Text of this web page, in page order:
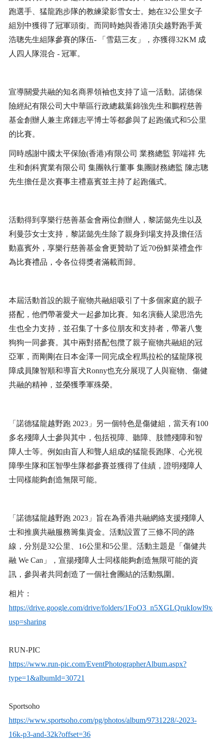
跑選手、猛龍跑步隊的教練梁影雪女士。她在32公里女子
組別中獲得了冠軍頭銜。而同時她與香港頂尖越野跑手黃
浩聰先生組隊參賽的隊伍- 「雪菇三友」，亦獲得32KM 成
人四人隊混合 - 冠軍。
宣導關愛共融的知名商界領袖也支持了這一活動。諾德保
險經紀有限公司大中華區行政總裁葉錦強先生和鵬程慈善
基金創辦人兼主席鍾志平博士等都參與了起跑儀式和5公里
的比賽。
同時感謝中國太平保險(香港)有限公司 業務總監 郭端祥 先
生和創科實業有限公司 集團執行董事 集團財務總監 陳志聰
先生擔任是次賽事主禮嘉賓並主持了起跑儀式。
活動得到享樂行慈善基金會兩位創辦人，黎諾懿先生以及
利曼莎女士支持，黎諾懿先生除了親身到場支持及擔任活
動嘉賓外，享樂行慈善基金會更贊助了近70份鮮菜禮盒作
為比賽禮品，令各位得獎者滿載而歸。
本屆活動首設的親子寵物共融組吸引了十多個家庭的親子
搭配，他們帶著愛犬一起參加比賽。知名演藝人梁思浩先
生也全力支持，並召集了十多位朋友和支持者，帶著八隻
狗狗一同參賽。其中兩對搭配包攬了親子寵物共融組的冠
亞軍，而剛剛在日本金澤一同完成全程馬拉松的猛龍隊視
障成員陳智順和導盲犬Ronny也充分展現了人與寵物、傷健
共融的精神，並榮獲季軍殊榮。
「諾德猛龍越野跑2023」另一個特色是傷健組，當天有100
多名殘障人士參與其中，包括視障、聽障、肢體殘障和智
障人士等。例如由盲人和聾人組成的猛龍長跑隊、心光視
障學生隊和匡智學生隊都參賽並獲得了佳績，證明殘障人
士同樣能夠創造無限可能。
「諾德猛龍越野跑2023」旨在為香港共融網絡支援殘障人
士和推廣共融服務籌集資金。活動設置了三條不同的路
線，分別是32公里、 16公里和5公里。活動主題是「傷健共
融 We Can 」，宣揚殘障人士同樣能夠創造無限可能的資
訊，參與者共同創造了一個社會團結的活動氛圍。
相片：
https://drive.google.com/drive/folders/
usp=sharing
RUN-PIC
https://www.run-pic.com/EventPhotographerAlbum.aspx?
type=1&albumId=30721
Sportsoho
https://www.sportsoho.com/pg/photos/album/9731228/-2023-
16k-p3-and-32k?offset=36